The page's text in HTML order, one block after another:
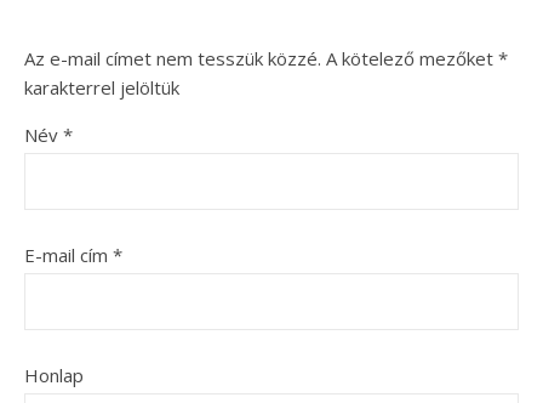
Az e-mail címet nem tesszük közzé. A kötelező mezőket *
karakterrel jelöltük
Név *
E-mail cím *
Honlap